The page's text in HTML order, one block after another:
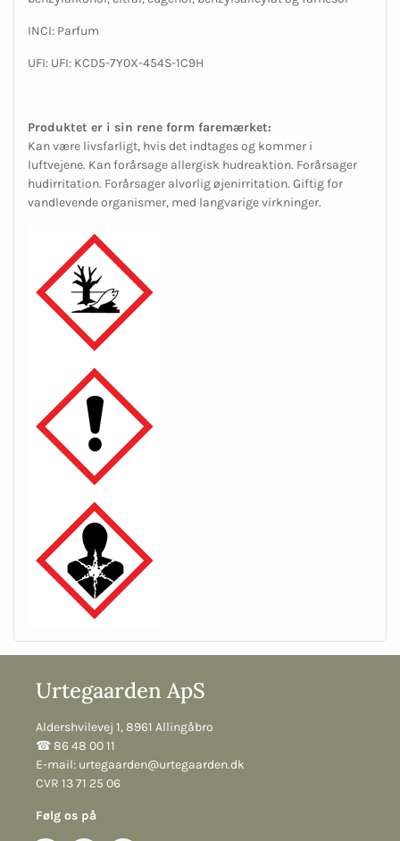
INCI: Parfum
UFI: UFI: KCD5-7Y0X-454S-1C9H
Produktet er i sin rene form faremærket:
Kan være livsfarligt, hvis det indtages og kommer i
luftvejene. Kan forårsage allergisk hudreaktion. Forårsager
hudirritation. Forårsager alvorlig øjenirritation. Giftig for
vandlevende organismer, med langvarige virkninger.
Urtegaarden ApS
Aldershvilevej 1, 8961 Allingåbro
☎︎ 86 48 00 11
E-mail: urtegaarden@urtegaarden.dk
CVR 13 71 25 06
Følg os på